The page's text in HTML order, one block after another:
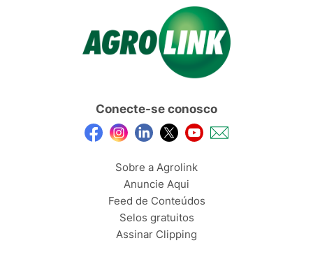
Conecte-se conosco
Sobre a Agrolink
Anuncie Aqui
Feed de Conteúdos
Selos gratuitos
Assinar Clipping